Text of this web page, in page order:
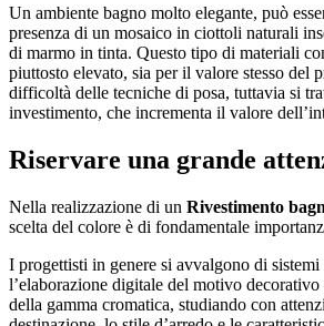
Un ambiente bagno molto elegante, può
presenza di un mosaico in ciottoli naturali
di marmo in tinta. Questo tipo di materiali
piuttosto elevato, sia per il valore stesso del
difficoltà delle tecniche di posa, tuttavia si
investimento, che incrementa il valore
Riservare una grande
Nella realizzazione di un Rivestimento
scelta del colore è di fondamentale
I progettisti in genere si avvalgono di
l’elaborazione digitale del motivo
della gamma cromatica, studiando con